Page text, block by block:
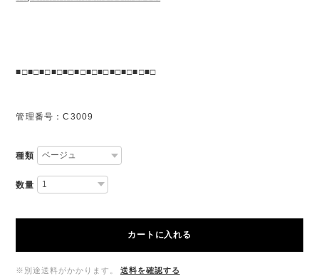
■□■□■□■□■□■□■□■□■□■□■□■□
管理番号：C3009
種類
数量
カートに入れる
※別途送料がかかります。
送料を確認する